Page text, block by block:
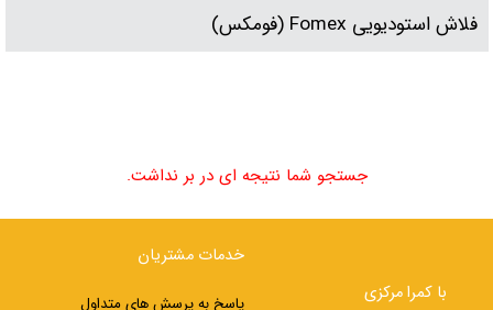
فلاش استودیویی Fomex (فومکس)
جستجو شما نتیجه ای در بر نداشت.
با کمرا مرکزی
خدمات مشتریان
پاسخ به پرسش های متداول